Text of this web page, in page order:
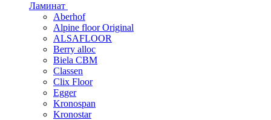
Ламинат
Aberhof
Alpine floor Original
ALSAFLOOR
Berry alloc
Biela CBM
Classen
Clix Floor
Egger
Kronospan
Kronostar